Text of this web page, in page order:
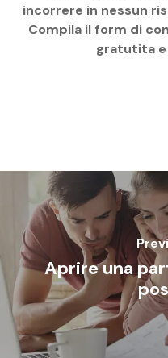
incorrere in nessun
Compila il form di
gratutita
Aprire una